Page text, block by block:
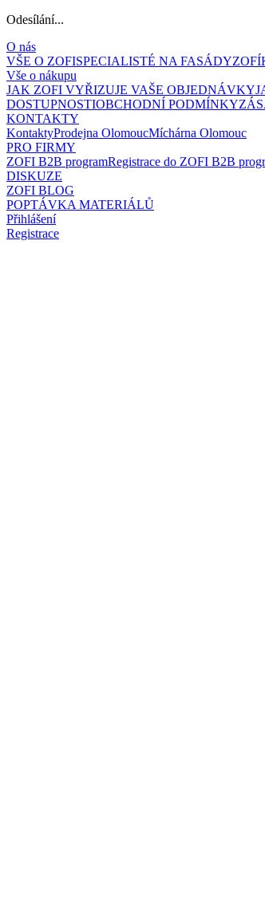
Odesílání...
O nás
VŠE O ZOFISPECIALISTÉ NA FASÁDY
Vše o nákupu
JAK ZOFI VYŘIZUJE VAŠE OBJEDNÁVKY
DOSTUPNOSTIOBCHODNÍ PODMÍNKY
KONTAKTY
KontaktyProdejna OlomoucMíchárna Olomouc
PRO FIRMY
ZOFI B2B programRegistrace do ZOFI B2B
DISKUZE
ZOFI BLOG
POPTÁVKA MATERIÁLŮ
Přihlášení
Registrace